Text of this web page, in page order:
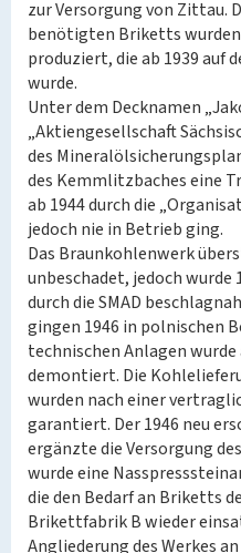
zur Versorgung von Zittau.
benötigten Briketts
produziert, die ab 1939 auf
wurde.
Unter dem Decknamen
„Aktiengesellschaft
des
des Kemmlitzbaches eine
ab 1944 durch die
jedoch nie in Betrieb ging.
Das Braunkohlenwerk
unbeschadet, jedoch wurde
durch die SMAD
gingen 1946 in polnischen
technischen Anlagen
demontiert. Die
wurden nach einer
garantiert. Der 1946 neu
ergänzte die Versorgung
wurde eine
die den Bedarf an Briketts
Brikettfabrik B wieder
Angliederung des Werkes